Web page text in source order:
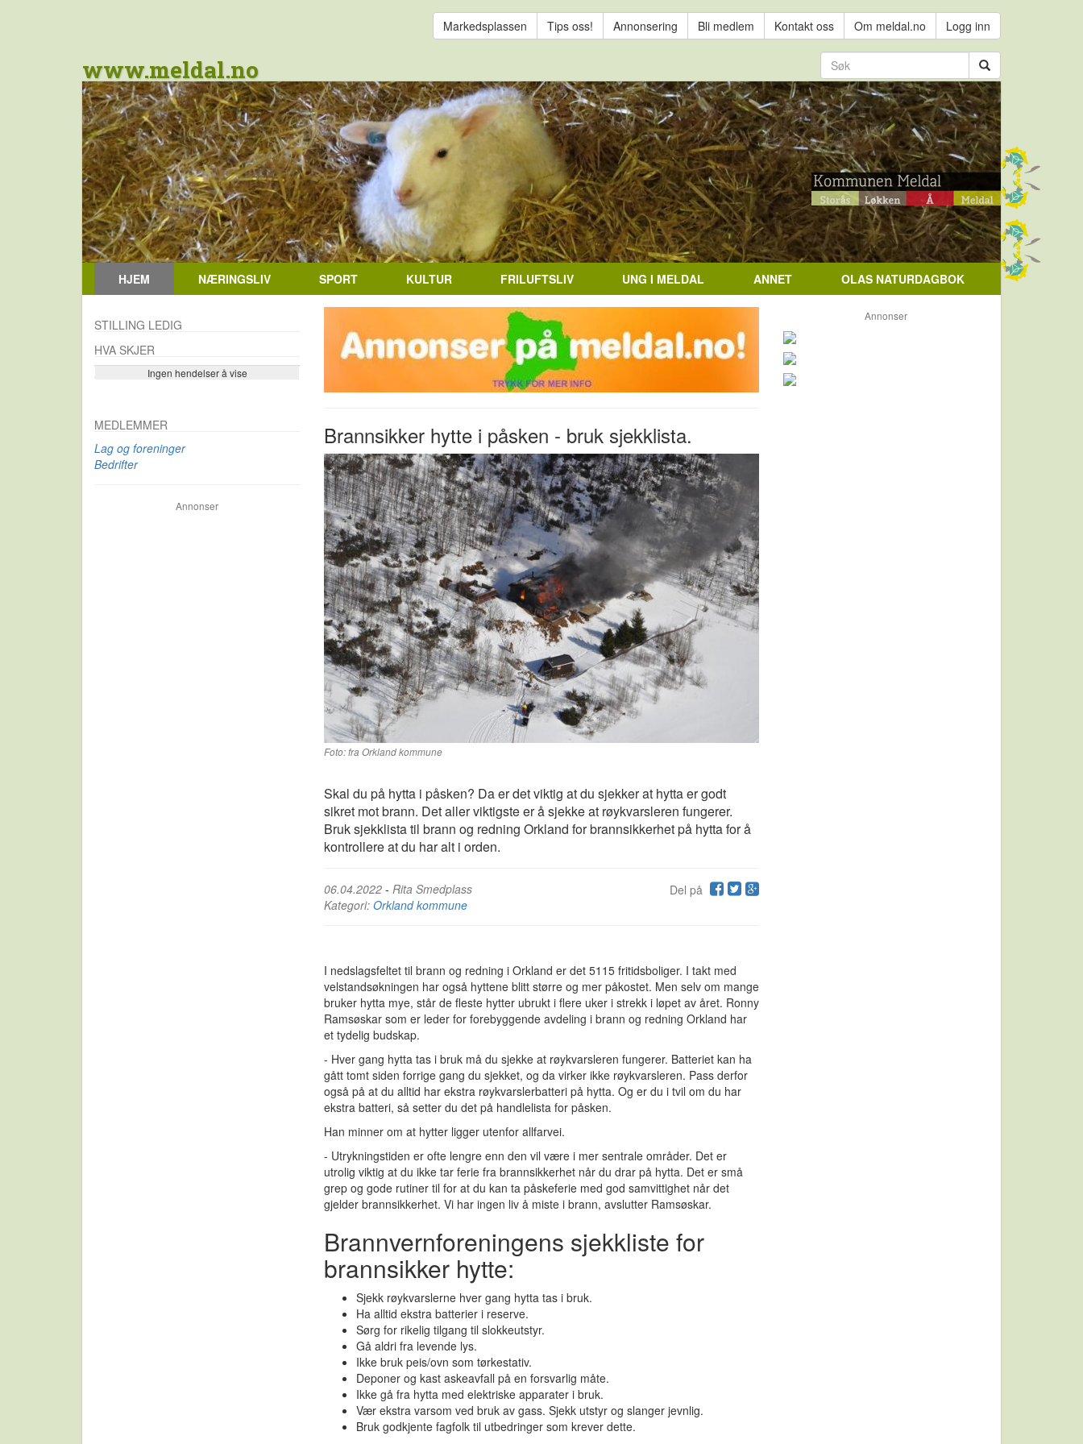
Markedsplassen Tips oss! Annonsering Bli medlem Kontakt oss Om meldal.no Logg inn
www.meldal.no
HJEM NÆRINGSLIV SPORT KULTUR FRILUFTSLIV UNG I MELDAL ANNET OLAS NATURDAGBOK
Brannsikker hytte i påsken - bruk sjekklista.
Foto: fra Orkland kommune
Skal du på hytta i påsken? Da er det viktig at du sjekker at hytta er godt
sikret mot brann. Det aller viktigste er å sjekke at røykvarsleren fungerer.
Bruk sjekklista til brann og redning Orkland for brannsikkerhet på hytta for å
kontrollere at du har alt i orden.
Del på
06.04.2022 - Rita Smedplass
Kategori: Orkland kommune
I nedslagsfeltet til brann og redning i Orkland er det 5115 fritidsboliger. I takt med
velstandsøkningen har også hyttene blitt større og mer påkostet. Men selv om mange
bruker hytta mye, står de fleste hytter ubrukt i flere uker i strekk i løpet av året. Ronny
Ramsøskar som er leder for forebyggende avdeling i brann og redning Orkland har
et tydelig budskap.
- Hver gang hytta tas i bruk må du sjekke at røykvarsleren fungerer. Batteriet kan ha
gått tomt siden forrige gang du sjekket, og da virker ikke røykvarsleren. Pass derfor
også på at du alltid har ekstra røykvarslerbatteri på hytta. Og er du i tvil om du har
ekstra batteri, så setter du det på handlelista for påsken.
Han minner om at hytter ligger utenfor allfarvei.
- Utrykningstiden er ofte lengre enn den vil være i mer sentrale områder. Det er
utrolig viktig at du ikke tar ferie fra brannsikkerhet når du drar på hytta. Det er små
grep og gode rutiner til for at du kan ta påskeferie med god samvittighet når det
gjelder brannsikkerhet. Vi har ingen liv å miste i brann, avslutter Ramsøskar.
Brannvernforeningens sjekkliste for
brannsikker hytte:
Sjekk røykvarslerne hver gang hytta tas i bruk.
Ha alltid ekstra batterier i reserve.
Sørg for rikelig tilgang til slokkeutstyr.
Gå aldri fra levende lys.
Ikke bruk peis/ovn som tørkestativ.
Deponer og kast askeavfall på en forsvarlig måte.
Ikke gå fra hytta med elektriske apparater i bruk.
Vær ekstra varsom ved bruk av gass. Sjekk utstyr og slanger jevnlig.
Bruk godkjente fagfolk til utbedringer som krever dette.
STILLING LEDIG
HVA SKJER
Ingen hendelser å vise
Se flere…
MEDLEMMER
Lag og foreninger
Bedrifter
Annonser
Annonser